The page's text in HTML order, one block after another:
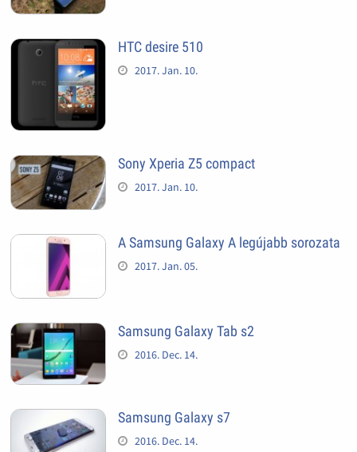
HTC desire 510
2017. Jan. 10.
Sony Xperia Z5 compact
2017. Jan. 10.
A Samsung Galaxy A legújabb sorozata
2017. Jan. 05.
Samsung Galaxy Tab s2
2016. Dec. 14.
Samsung Galaxy s7
2016. Dec. 14.